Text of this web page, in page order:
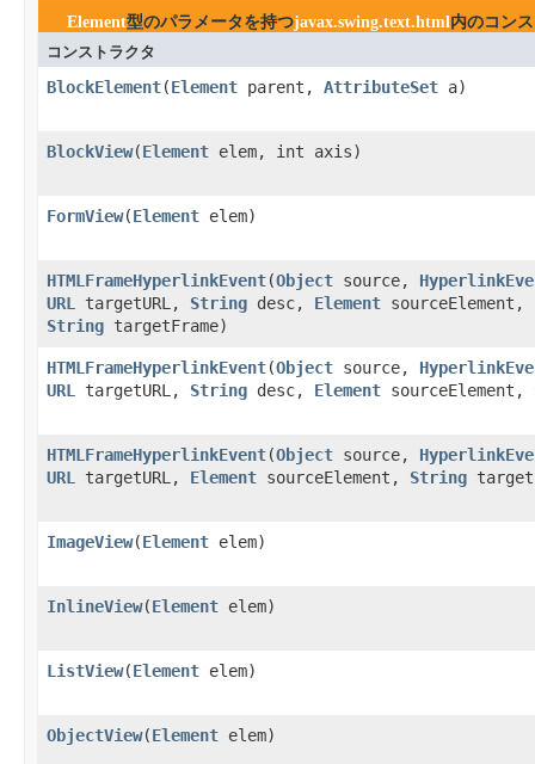
Element型のパラメータを持つjavax.swing.text.html内のコン
コンストラクタ
BlockElement​(Element parent, AttributeSet a)
BlockView​(Element elem, int axis)
FormView​(Element elem)
HTMLFrameHyperlinkEvent​(Object source,
URL
targetURL, String desc, Element sourceElement,
String targetFrame)
HTMLFrameHyperlinkEvent​(Object source,
URL
targetURL, String desc, Element sourceElement,
HTMLFrameHyperlinkEvent​(Object source,
URL
targetURL, Element sourceElement, String
ImageView​(Element elem)
InlineView​(Element elem)
ListView​(Element elem)
ObjectView​(Element elem)